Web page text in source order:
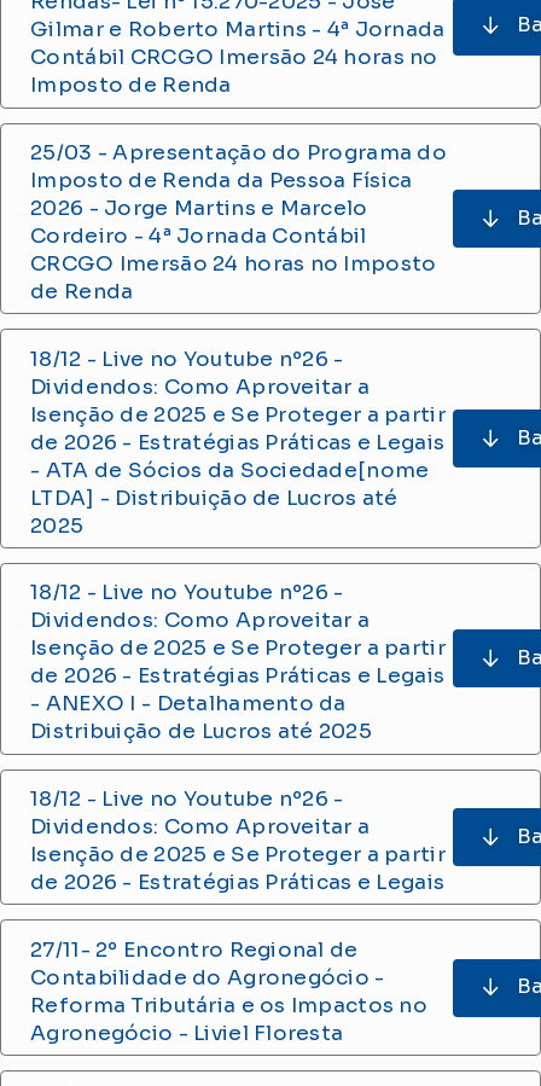
Gilmar e Roberto Martins - 4ª Jornada
Contábil CRCGO Imersão 24 horas no
Imposto de Renda
25/03 - Apresentação do Programa do
Imposto de Renda da Pessoa Física
2026 - Jorge Martins e Marcelo
Cordeiro - 4ª Jornada Contábil
CRCGO Imersão 24 horas no Imposto
de Renda
18/12 - Live no Youtube nº26 -
Dividendos: Como Aproveitar a
Isenção de 2025 e Se Proteger a partir
de 2026 - Estratégias Práticas e Legais
- ATA de Sócios da Sociedade[nome
LTDA] - Distribuição de Lucros até
2025
18/12 - Live no Youtube nº26 -
Dividendos: Como Aproveitar a
Isenção de 2025 e Se Proteger a partir
de 2026 - Estratégias Práticas e Legais
- ANEXO I - Detalhamento da
Distribuição de Lucros até 2025
18/12 - Live no Youtube nº26 -
Dividendos: Como Aproveitar a
Isenção de 2025 e Se Proteger a partir
de 2026 - Estratégias Práticas e Legais
27/11- 2º Encontro Regional de
Contabilidade do Agronegócio -
Reforma Tributária e os Impactos no
Agronegócio - Liviel Floresta